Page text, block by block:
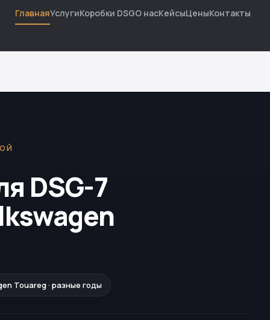
ГлавнаяУслугиКоробки DSGО насКейсыЦеныКонтакты
DSG-7
Touareg · разные годы